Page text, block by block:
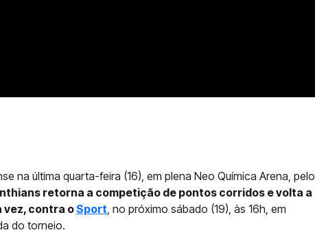
na última quarta-feira (16), em plena Neo Química Arena, pelo
retorna a competição de pontos corridos e volta a
vez, contra oSport, no próximo sábado (19), às 16h, em
do torneio.